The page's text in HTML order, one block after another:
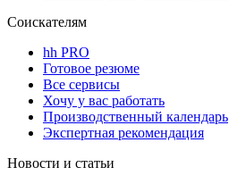
Соискателям
hh PRO
Готовое резюме
Все сервисы
Хочу у вас работать
Производственный календарь
Экспертная рекомендация
Новости и статьи